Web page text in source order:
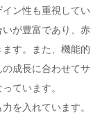
ン性も重視してい
が豊富であり、赤
す。また、機能的
成長に合わせてサ
ています。
を入れています。